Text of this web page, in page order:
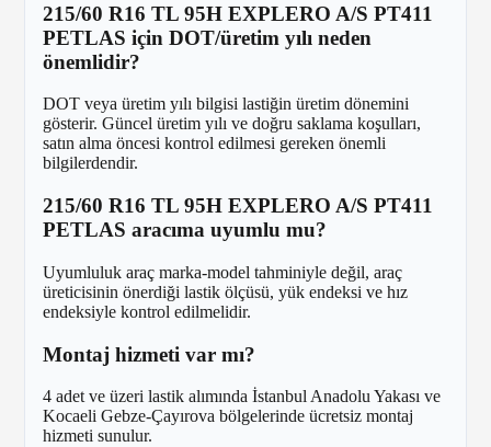
215/60 R16 TL 95H EXPLERO A/S PT411
PETLAS için DOT/üretim yılı neden
önemlidir?
DOT veya üretim yılı bilgisi lastiğin üretim dönemini
gösterir. Güncel üretim yılı ve doğru saklama koşulları,
satın alma öncesi kontrol edilmesi gereken önemli
bilgilerdendir.
215/60 R16 TL 95H EXPLERO A/S PT411
PETLAS aracıma uyumlu mu?
Uyumluluk araç marka-model tahminiyle değil, araç
üreticisinin önerdiği lastik ölçüsü, yük endeksi ve hız
endeksiyle kontrol edilmelidir.
Montaj hizmeti var mı?
4 adet ve üzeri lastik alımında İstanbul Anadolu Yakası ve
Kocaeli Gebze-Çayırova bölgelerinde ücretsiz montaj
hizmeti sunulur.